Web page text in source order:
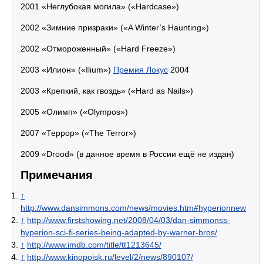
2001 «Неглубокая могила» («Hardcase»)
2002 «Зимние призраки» («A Winter’s Haunting»)
2002 «Отмороженный» («Hard Freeze»)
2003 «Илион» («Ilium») Премия Локус 2004
2003 «Крепкий, как гвоздь» («Hard as Nails»)
2005 «Олимп» («Olympos»)
2007 «Террор» («The Terror»)
2009 «Drood» (в данное время в России ещё не издан)
Примечания
↑
http://www.dansimmons.com/news/movies.htm#hyperionnew
↑ http://www.firstshowing.net/2008/04/03/dan-simmonss-
hyperion-sci-fi-series-being-adapted-by-warner-bros/
↑ http://www.imdb.com/title/tt1213645/
↑ http://www.kinopoisk.ru/level/2/news/890107/